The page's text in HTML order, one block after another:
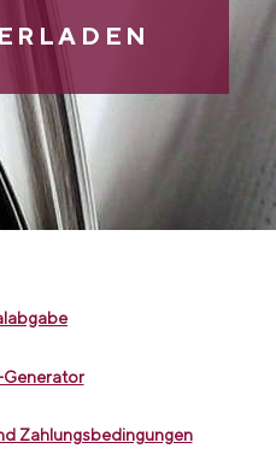
Zahlungsbedingungen